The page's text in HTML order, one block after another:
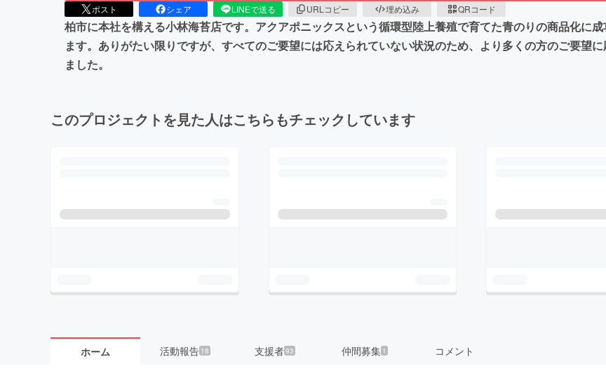
ポスト シェア LINEで送る URLコピー 埋め込み QRコード
柏市に本社を構える小林海苔店です。アクアポニックスという循環型陸上養殖で育てた青のりの商品化に
ます。ありがたい限りですが、すべてのご要望には応えられていない状況のため、より多くの方のご要望
ました。
このプロジェクトを見た人はこちらもチェックしています
ホーム 活動報告 18 支援者93 仲間募集 1 コメント